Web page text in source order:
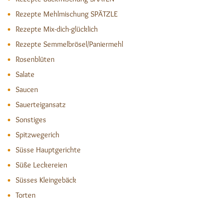
Rezepte Mehlmischung SPÄTZLE
Rezepte Mix-dich-glücklich
Rezepte Semmelbrösel/Paniermehl
Rosenblüten
Salate
Saucen
Sauerteigansatz
Sonstiges
Spitzwegerich
Süsse Hauptgerichte
Süße Leckereien
Süsses Kleingebäck
Torten